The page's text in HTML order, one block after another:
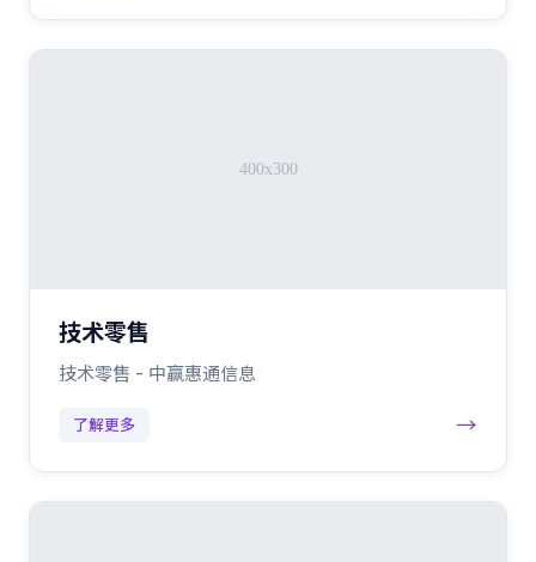
技术零售
技术零售 - 中赢惠通信息
了解更多 →